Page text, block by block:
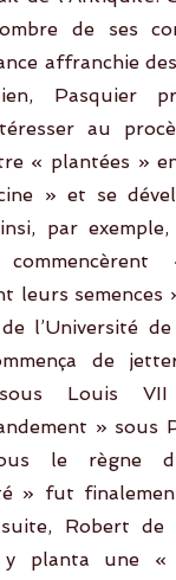
de ses
affranchie
Pasquier
au
« plantées »
» et se
par
leurs semences
l’Université
de
Louis
» sous
le règne
» fut
Robert de
y planta une «